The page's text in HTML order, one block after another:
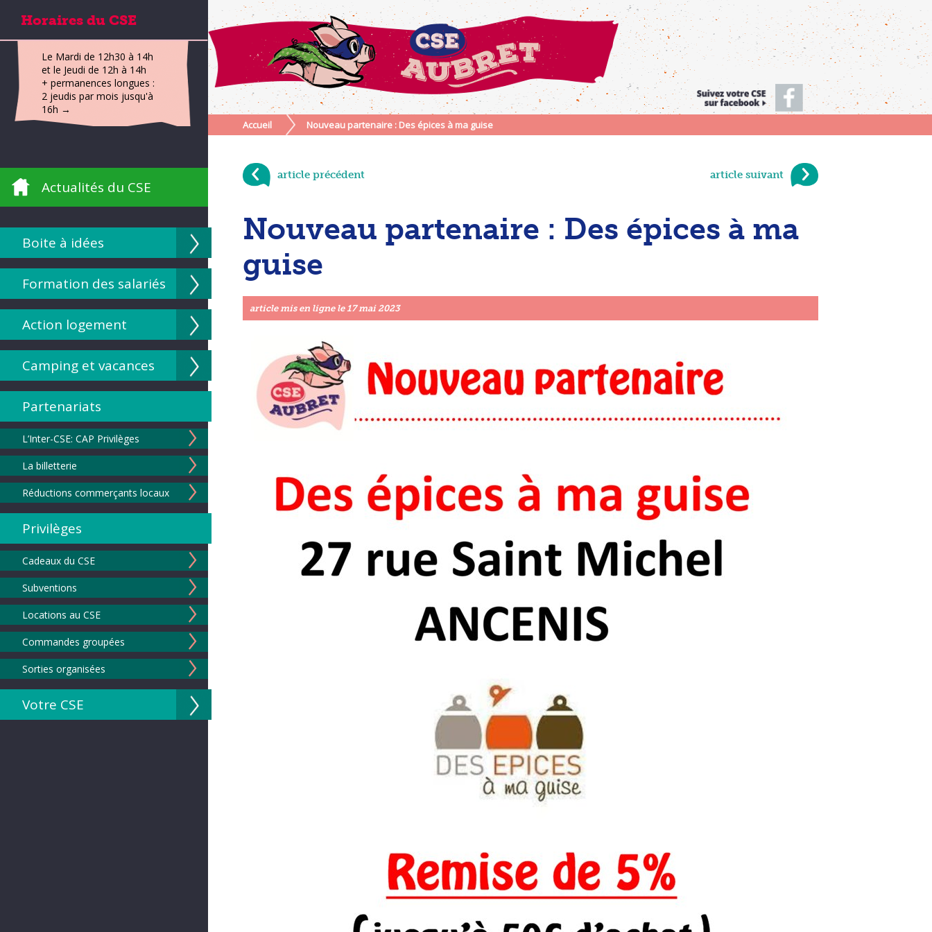
Horaires du CSE
Le Mardi de 12h30 à 14h
et le Jeudi de 12h à 14h
+ permanences longues :
2 jeudis par mois jusqu'à
16h →
Actualités du CSE
Boite à idées
Formation des salariés
Action logement
Camping et vacances
Partenariats
L’Inter-CSE: CAP Privilèges
La billetterie
Réductions commerçants locaux
Privilèges
Cadeaux du CSE
Subventions
Locations au CSE
Commandes groupées
Sorties organisées
Votre CSE
Accueil Nouveau partenaire : Des épices à ma guise
article précédent article suivant
Nouveau partenaire : Des épices à ma
guise
article mis en ligne le 17 mai 2023